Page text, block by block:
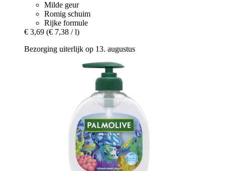
Milde geur
Romig schuim
Rijke formule
€ 3,69 (€ 7,38 / l)
Bezorging uiterlijk op 13. augustus